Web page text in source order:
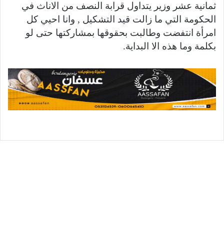
ثمانية عشر وزير يتداول قرابة النصف من الاناث في
الحكومة التي ما زالت قيد التشكيل , وانا احيي كل
امرأة انتفضت وطالبت بحقوقها بمشاركتها حتى لو
بكلمة وما هذه الا البداية.